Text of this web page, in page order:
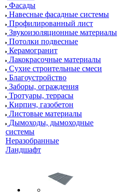
Фасады
Навесные фасадные системы
Профилированный лист
Звукоизоляционные материалы
Потолки подвесные
Керамогранит
Лакокрасочные материалы
Сухие строительные смеси
Благоустройство
Заборы, ограждения
Тротуары, террасы
Кирпич, газобетон
Листовые материалы
Дымоходы, дымоходные
системы
Неразобранные
Ландшафт